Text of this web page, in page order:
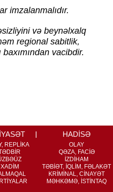
imzalanmalıdır.
və beynəlxalq
regional sabitlik,
vacibdir.
REPLİKA
XADİM
HADİSƏ
OLAY
QƏZA, FACİƏ
İZDİHAM
TƏBİƏT, İQLİM, FƏLAKƏT
KRİMİNAL, CİNAYƏT
MƏHKƏMƏ, İSTİNTAQ